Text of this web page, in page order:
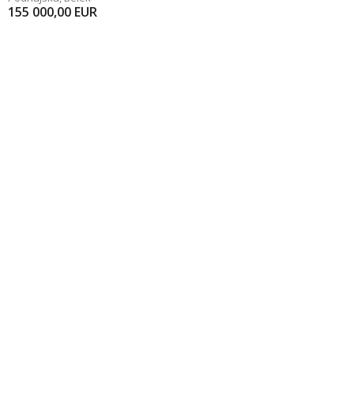
155 000,00 EUR